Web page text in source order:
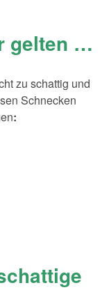
gelten …
zu schattig und
Schnecken
: